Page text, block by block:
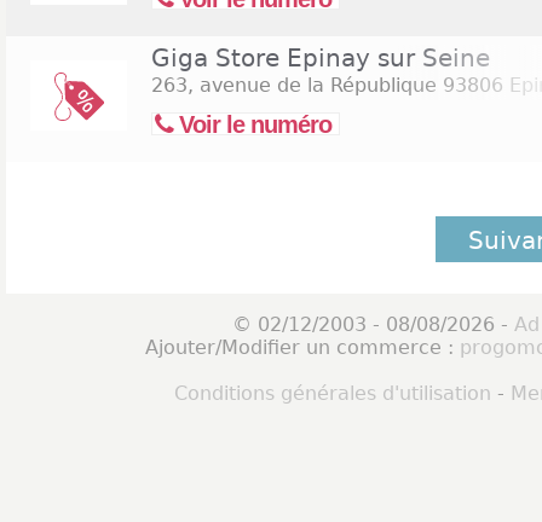
Giga Store Epinay sur Seine
263, avenue de la République 93806
Voir le numéro
© 02/12/2003 - 08/08/2026 -
Ajouter/Modifier un commerce :
Conditions générales d'utilisation -